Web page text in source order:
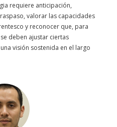
requiere anticipación,
valorar las capacidades
y reconocer que, para
deben ajustar ciertas
visión sostenida en el largo